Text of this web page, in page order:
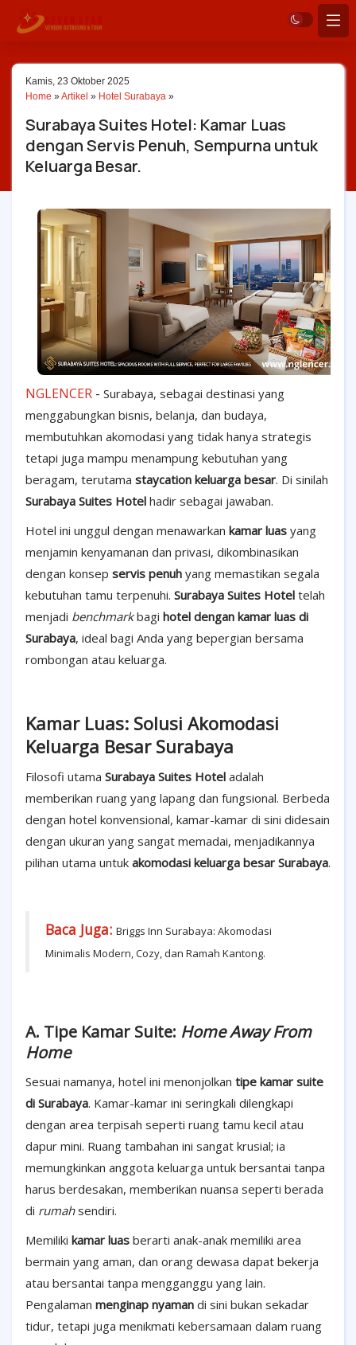
Kamis, 23 Oktober 2025
Home »Artikel » Hotel Surabaya »
Surabaya Suites Hotel: Kamar Luas
dengan Servis Penuh, Sempurna untuk
Keluarga Besar.
NGLENCER - Surabaya, sebagai destinasi yang
menggabungkan bisnis, belanja, dan budaya,
membutuhkan akomodasi yang tidak hanya strategis
tetapi juga mampu menampung kebutuhan yang
beragam, terutama staycation keluarga besar. Di sinilah
Surabaya Suites Hotel hadir sebagai jawaban.
Hotel ini unggul dengan menawarkan kamar luas yang
menjamin kenyamanan dan privasi, dikombinasikan
dengan konsep servis penuh yang memastikan segala
kebutuhan tamu terpenuhi. Surabaya Suites Hotel telah
menjadi benchmarkbagi hotel dengan kamar luas di
Surabaya, ideal bagi Anda yang bepergian bersama
rombongan atau keluarga.
Kamar Luas: Solusi Akomodasi
Keluarga Besar Surabaya
Filosofi utama Surabaya Suites Hotel adalah
memberikan ruang yang lapang dan fungsional. Berbeda
dengan hotel konvensional, kamar-kamar di sini didesain
dengan ukuran yang sangat memadai, menjadikannya
pilihan utama untuk akomodasi keluarga besar Surabaya.
Baca Juga: Briggs Inn Surabaya: Akomodasi
Minimalis Modern, Cozy, dan Ramah Kantong.
A. Tipe Kamar Suite: Home Away From
Home
Sesuai namanya, hotel ini menonjolkan tipe kamar suite
di Surabaya. Kamar-kamar ini seringkali dilengkapi
dengan area terpisah seperti ruang tamu kecil atau
dapur mini. Ruang tambahan ini sangat krusial; ia
memungkinkan anggota keluarga untuk bersantai tanpa
harus berdesakan, memberikan nuansa seperti berada
di rumahsendiri.
Memiliki kamar luas berarti anak-anak memiliki area
bermain yang aman, dan orang dewasa dapat bekerja
atau bersantai tanpa mengganggu yang lain.
Pengalaman menginap nyaman di sini bukan sekadar
tidur, tetapi juga menikmati kebersamaan dalam ruang